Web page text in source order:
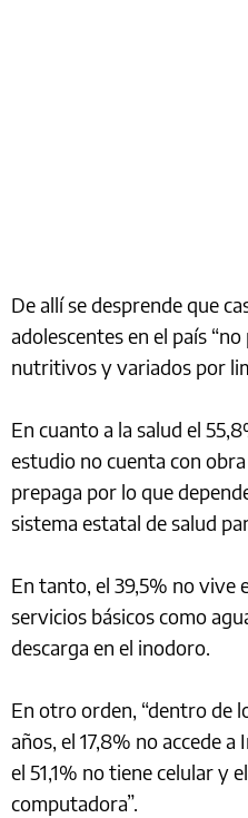
De allí se desprende que
adolescentes en el país
nutritivos y variados por
En cuanto a la salud el
estudio no cuenta con
prepaga por lo que
sistema estatal de salud
En tanto, el 39,5% no vive
servicios básicos como
descarga en el inodoro.
En otro orden, “dentro de
años, el 17,8% no accede
el 51,1% no tiene celular y
computadora”.